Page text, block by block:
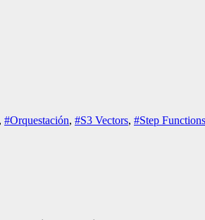
, #Orquestación, #S3 Vectors, #Step Functions